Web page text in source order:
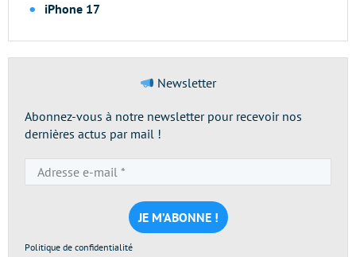
iPhone 17
Newsletter
Abonnez-vous à notre newsletter pour recevoir nos
dernières actus par mail !
e-
mail
*
Politique de confidentialité